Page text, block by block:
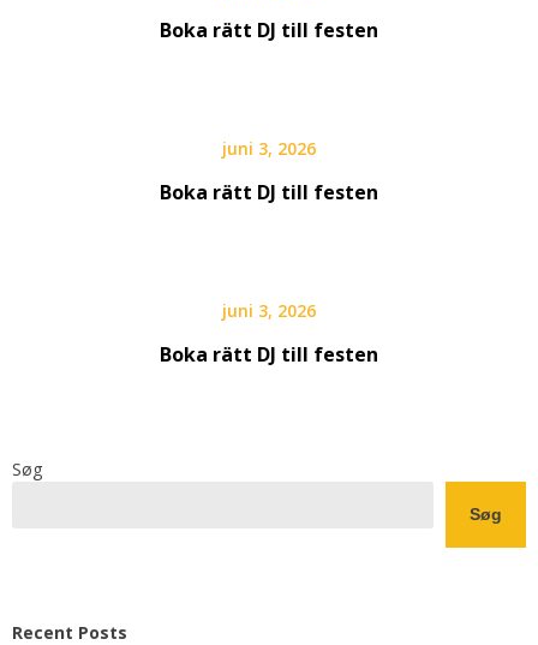
Boka rätt DJ till festen
juni 3, 2026
Boka rätt DJ till festen
juni 3, 2026
Boka rätt DJ till festen
Søg
Søg
Recent Posts